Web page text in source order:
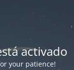
activado
your patience!